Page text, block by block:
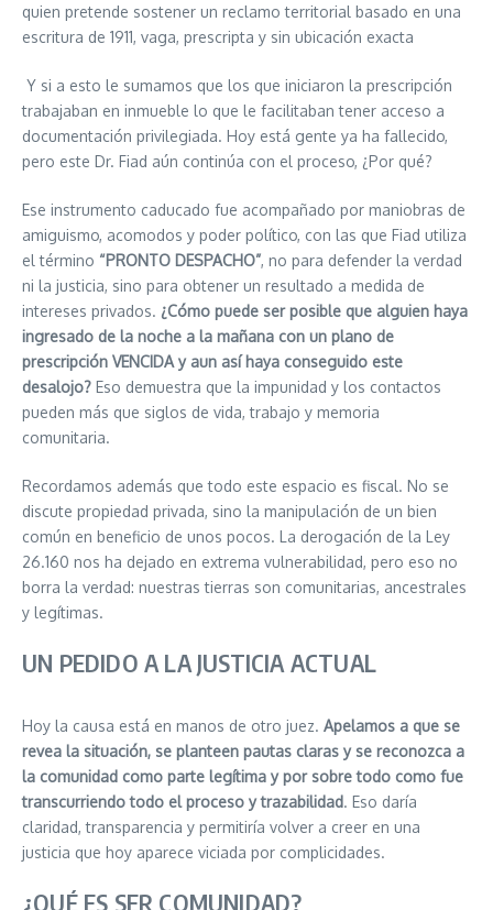
quien pretende sostener un reclamo territorial basado en una
escritura de 1911, vaga, prescripta y sin ubicación exacta
Y si a esto le sumamos que los que iniciaron la prescripción
trabajaban en inmueble lo que le facilitaban tener acceso a
documentación privilegiada. Hoy está gente ya ha fallecido,
pero este Dr. Fiad aún continúa con el proceso, ¿Por qué?
Ese instrumento caducado fue acompañado por maniobras de
amiguismo, acomodos y poder político, con las que Fiad utiliza
el término “PRONTO DESPACHO”, no para defender la verdad
ni la justicia, sino para obtener un resultado a medida de
intereses privados. ¿Cómo puede ser posible que alguien haya
ingresado de la noche a la mañana con un plano de
prescripción VENCIDA y aun así haya conseguido este
desalojo? Eso demuestra que la impunidad y los contactos
pueden más que siglos de vida, trabajo y memoria
comunitaria.
Recordamos además que todo este espacio es fiscal. No se
discute propiedad privada, sino la manipulación de un bien
común en beneficio de unos pocos. La derogación de la Ley
26.160 nos ha dejado en extrema vulnerabilidad, pero eso no
borra la verdad: nuestras tierras son comunitarias, ancestrales
y legítimas.
UN PEDIDO A LA JUSTICIA ACTUAL
Hoy la causa está en manos de otro juez. Apelamos a que se
revea la situación, se planteen pautas claras y se reconozca a
la comunidad como parte legítima y por sobre todo como fue
transcurriendo todo el proceso y trazabilidad. Eso daría
claridad, transparencia y permitiría volver a creer en una
justicia que hoy aparece viciada por complicidades.
¿QUÉ ES SER COMUNIDAD?